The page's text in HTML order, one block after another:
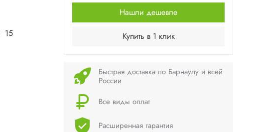
15
Нашли дешевле
Купить в 1 клик
Быстрая доставка по Барнаулу и всей
России
Все виды оплат
Расширенная гарантия